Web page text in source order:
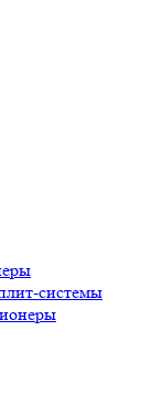
системы